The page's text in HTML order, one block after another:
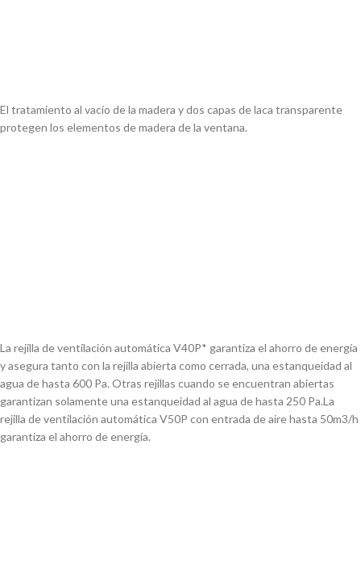
El tratamiento al vacío de la madera y dos capas de laca transparente
protegen los elementos demadera de la ventana.
La rejilla de ventilación automática V40P* garantiza el ahorro de energía
y asegura tanto con la rejilla abierta como cerrada, una estanqueidad al
agua de hasta 600 Pa. Otras rejillas cuando se encuentran abiertas
garantizan solamente una estanqueidad al agua de hasta 250 Pa.La
rejilla de ventilación automática V50P con entrada de aire hasta 50m3/h
garantiza el ahorro de energía.